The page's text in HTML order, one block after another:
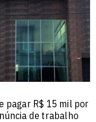
pagar R$ 15 mil por
de trabalho